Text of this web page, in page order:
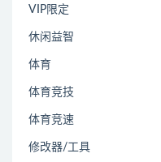
VIP限定
休闲益智
体育
体育竞技
体育竞速
修改器/工具